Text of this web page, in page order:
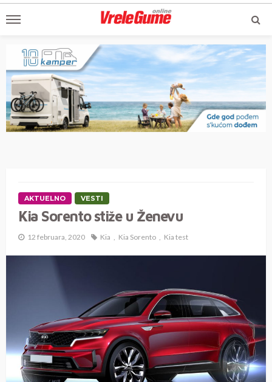
AKTUELNO VESTI
Kia Sorento stiže u Ženevu
12 februara, 2020 Kia Kia Sorento Kia test